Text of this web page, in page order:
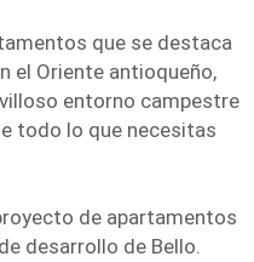
que se destaca
el Oriente antioqueño,
entorno campestre
todo lo que necesitas
de apartamentos
desarrollo de Bello.